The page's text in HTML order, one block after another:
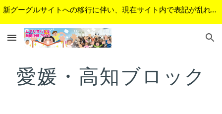
新グーグルサイトへの移行に伴い、現在サイト内で表記が乱れているページがあります。順次修正予定です。ご不便をおかけして申し訳ございません。
愛媛・高知ブロック